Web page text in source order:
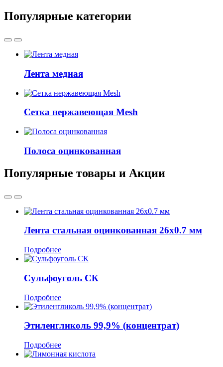
Популярные категории
Лента медная
Сетка нержавеющая Mesh
Полоса оцинкованная
Популярные товары и Акции
Лента стальная оцинкованная 26x0.7 мм
Подробнее
Сульфоуголь СК
Подробнее
Этиленгликоль 99,9% (концентрат)
Подробнее